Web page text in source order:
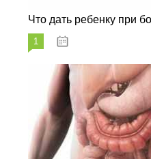
Что дать ребенку при
1